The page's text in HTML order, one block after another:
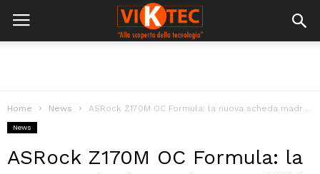
Home News ASRock Z170M OC Formula: la nuova scheda madre per CPU SkyLake
News
ASRock Z170M OC Formula: la